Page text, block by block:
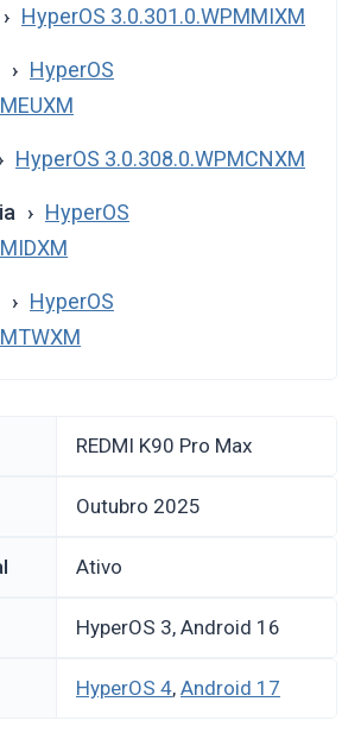
HyperOS 3.0.301.0.WPMMIXM
HyperOS
HyperOS 3.0.308.0.WPMCNXM
HyperOS
HyperOS
REDMI K90 Pro Max
outubro 2025
Ativo
HyperOS 3, Android 16
HyperOS 4, Android 17